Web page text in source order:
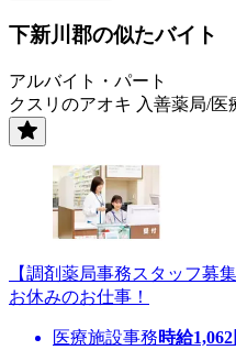
下新川郡の似たバイト
アルバイト・パート
クスリのアオキ 入善薬局/医
【調剤薬局事務スタッフ募
お休みのお仕事！
医療施設事務時給1,062